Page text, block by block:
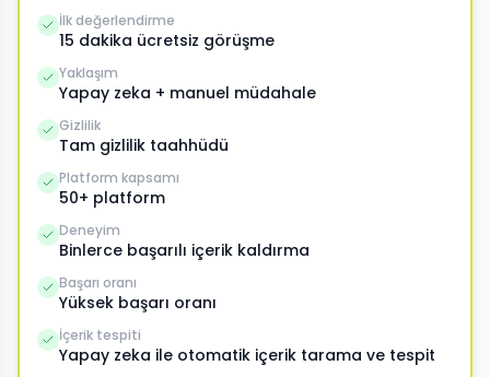
İlk değerlendirme
15 dakika ücretsiz görüşme
Yaklaşım
Yapay zeka + manuel müdahale
Gizlilik
Tam gizlilik taahhüdü
Platform kapsamı
50+ platform
Deneyim
Binlerce başarılı içerik kaldırma
Başarı oranı
Yüksek başarı oranı
İçerik tespiti
Yapay zeka ile otomatik içerik tarama ve tespit